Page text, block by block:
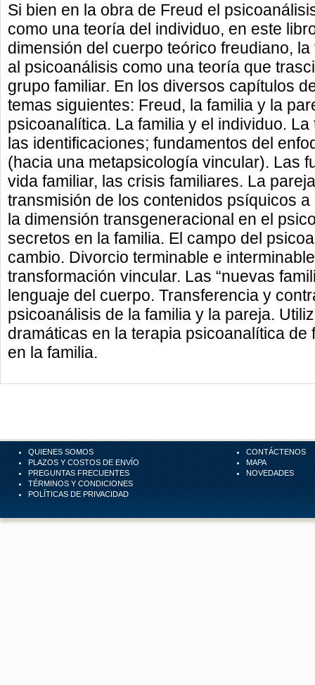
Si bien en la obra de Freud el
como una teoría del individuo, en este
dimensión del cuerpo teórico freudiano,
al psicoanálisis como una teoría que
grupo familiar. En los diversos capítulos
temas siguientes: Freud, la familia y la
psicoanalítica. La familia y el individuo.
las identificaciones; fundamentos del
(hacia una metapsicología vincular). Las
vida familiar, las crisis familiares. La
transmisión de los contenidos psíquicos
la dimensión transgeneracional en el
secretos en la familia. El campo del
cambio. Divorcio terminable e
transformación vincular. Las “nuevas
lenguaje del cuerpo. Transferencia y
psicoanálisis de la familia y la pareja.
dramáticas en la terapia psicoanalítica de
en la familia.
QUIENES SOMOS
PLAZOS Y COSTOS DE ENVÍO
PREGUNTAS FRECUENTES
TÉRMINOS Y CONDICIONES
POLÍTICAS DE PRIVACIDAD
CONTÁCTENOS
MAPA
NOVEDADES